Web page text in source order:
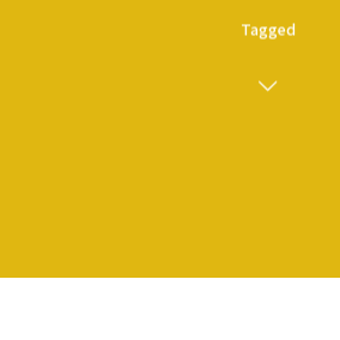
Tagged